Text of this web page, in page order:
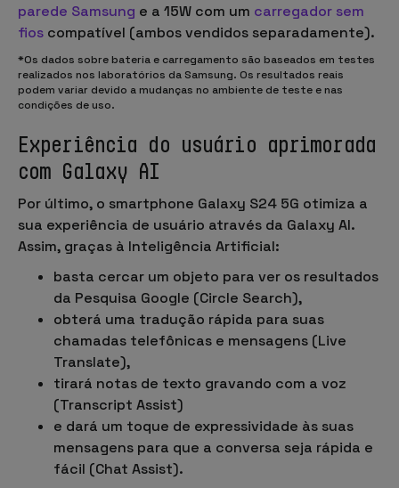
parede Samsung e a 15W com um carregador sem
fios compatível (ambos vendidos separadamente).
*Os dados sobre bateria e carregamento são baseados em testes
realizados nos laboratórios da Samsung. Os resultados reais
podem variar devido a mudanças no ambiente de teste e nas
condições de uso.
Experiência do usuário aprimorada
com Galaxy AI
Por último, o smartphone Galaxy S24 5G otimiza a
sua experiência de usuário através da Galaxy AI.
Assim, graças à Inteligência Artificial:
basta cercar um objeto para ver os resultados
da Pesquisa Google (Circle Search),
obterá uma tradução rápida para suas
chamadas telefônicas e mensagens (Live
Translate),
tirará notas de texto gravando com a voz
(Transcript Assist)
e dará um toque de expressividade às suas
mensagens para que a conversa seja rápida e
fácil (Chat Assist).